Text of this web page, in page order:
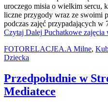
uroczego misia o wielkim sercu,
liczne przygody wraz ze swoimi
podczas zajęć przypadających
Czytaj Dalej Puchatkowe zajęcia
FOTORELACJEA.A Milne,
Dziecka
Przedpołudnie w
Mediatece